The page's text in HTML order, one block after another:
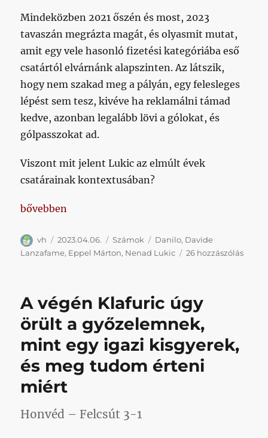
Mindeközben 2021 őszén és most, 2023
tavaszán megrázta magát, és olyasmit mutat,
amit egy vele hasonló fizetési kategóriába eső
csatártól elvárnánk alapszinten. Az látszik,
hogy nem szakad meg a pályán, egy felesleges
lépést sem tesz, kivéve ha reklamálni támad
kedve, azonban legalább lövi a gólokat, és
gólpasszokat ad.
Viszont mit jelent Lukic az elmúlt évek
csatárainak kontextusában?
„Lukic védelmében felhozzuk Eppelt”
bővebben
Szerző
vh Közzétéve
2023.04.06. Kategória
Számok Címke
Danilo, Davide
Lanzafame, Eppel Márton, Nenad Lukic 26 hozzászólásLukic
A végén Klafuric úgy
örült a győzelemnek,
mint egy igazi kisgyerek,
és meg tudom érteni
miért
Honvéd – Felcsút 3-1